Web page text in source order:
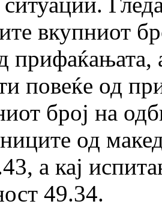
вкупниот
прифаќањата,
повеќе од
број на
од
а кај
49.34.